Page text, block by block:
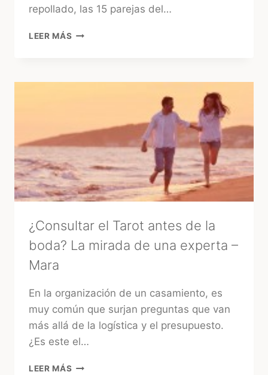
repollado, las 15 parejas del…
LEER MÁS 15
EL
DE
LA
TRADICIONAL
¿Consultar el Tarot antes de la
boda? La mirada de una experta –
Mara
En la organización de un casamiento, es
muy común que surjan preguntas que van
más allá de la logística y el presupuesto.
¿Es este el…
LEER MÁS ¿CONSULTAR